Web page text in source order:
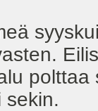
sekin.